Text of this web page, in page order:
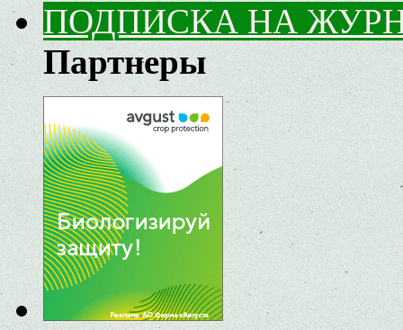
ПОДПИСКА НА
Партнеры